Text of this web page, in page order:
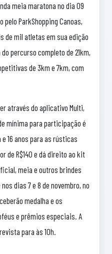
meia maratona no dia 09
pelo ParkShopping Canoas,
de mil atletas em sua edição
percurso completo de 21km,
de 3km e 7km, com
através do aplicativo Multi,
mínima para participação é
e 16 anos para as rústicas
de R$140 e dá direito ao kit
meia e outros brindes
dias 7 e 8 de novembro, no
medalha e os
e prêmios especiais. A
para às 10h.